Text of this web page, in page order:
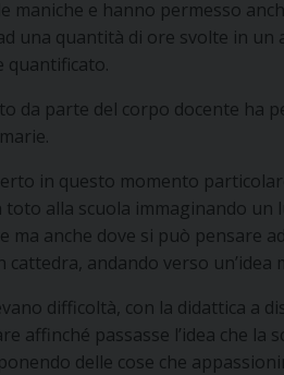
maniche e hanno permesso
una quantità di ore svolte in un
quantificato.
da parte del corpo docente ha
in questo momento
alla scuola immaginando un
ma anche dove si può pensare
cattedra, andando verso
difficoltà, con la didattica a
affinché passasse l’idea che la
delle cose che